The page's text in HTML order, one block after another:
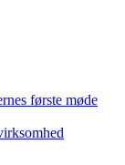
første møde